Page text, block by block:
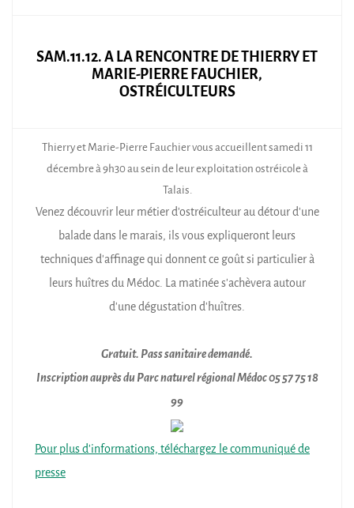
SAM.11.12. A LA RENCONTRE DE THIERRY ET
MARIE-PIERRE FAUCHIER,
OSTRÉICULTEURS
Thierry et Marie-Pierre Fauchier vous accueillent samedi 11
décembre à 9h30 au sein de leur exploitation ostréicole à
Talais.
Venez découvrir leur métier d'ostréiculteur au détour d'une
balade dans le marais, ils vous expliqueront leurs
techniques d'affinage qui donnent ce goût si particulier à
leurs huîtres du Médoc. La matinée s'achèvera autour
d'une dégustation d'huîtres.
Gratuit. Pass sanitaire demandé.
Inscription auprès du Parc naturel régional Médoc 05 57 75 18
99
Pour plus d'informations, téléchargez le communiqué de
presse